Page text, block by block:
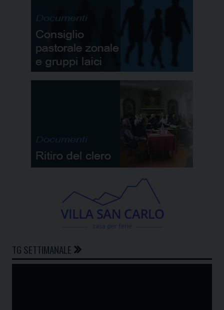
TG SETTIMANALE